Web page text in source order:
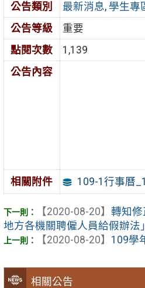
相關公告
公告類別
最新消息, 學生專
公告等級
重要
點閱次數
1,139
公告內容
相關附件 109-1行事曆
【2020-08-20】 轉知修
地方各機關聘僱人員給假辦法
【2020-08-20】 109學